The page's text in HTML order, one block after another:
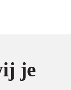
je